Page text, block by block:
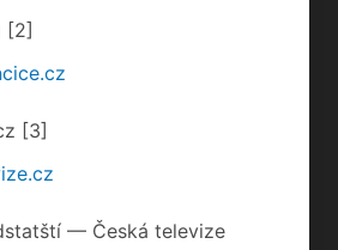
[2]
[3]
— Česká televize